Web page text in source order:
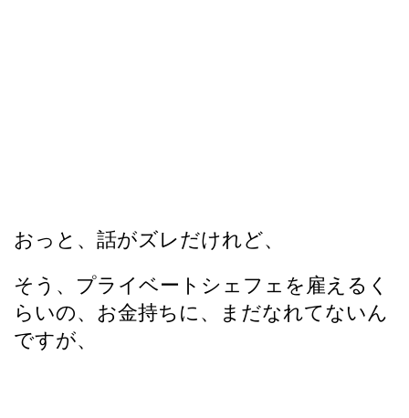
おっと、話がズレだけれど、
そう、プライベートシェフェを雇えるく
らいの、お金持ちに、まだなれてないん
ですが、